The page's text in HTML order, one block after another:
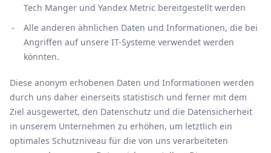
Tech Manger und Yandex Metric bereitgestellt werden
Alle anderen ähnlichen Daten und Informationen, die bei
Angriffen auf unsere IT-Systeme verwendet werden
könnten.
Diese anonym erhobenen Daten und Informationen werden
durch uns daher einerseits statistisch und ferner mit dem
Ziel ausgewertet, den Datenschutz und die Datensicherheit
in unserem Unternehmen zu erhöhen, um letztlich ein
optimales Schutzniveau für die von uns verarbeiteten